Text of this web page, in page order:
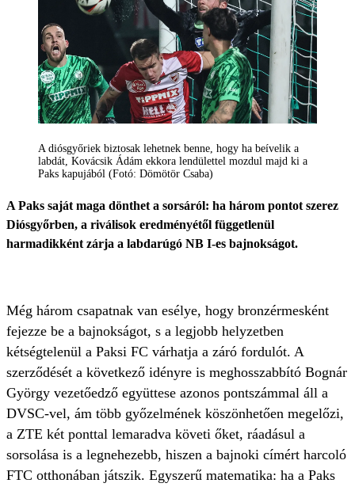
A diósgyőriek biztosak lehetnek benne, hogy ha beívelik a
labdát, Kovácsik Ádám ekkora lendülettel mozdul majd ki a
Paks kapujából (Fotó: Dömötör Csaba)
A Paks saját maga dönthet a sorsáról: ha három pontot szerez
Diósgyőrben, a riválisok eredményétől függetlenül
harmadikként zárja a labdarúgó NB I-es bajnokságot.
Még három csapatnak van esélye, hogy bronzérmesként
fejezze be a bajnokságot, s a legjobb helyzetben
kétségtelenül a Paksi FC várhatja a záró fordulót. A
szerződését a következő idényre is meghosszabbító Bognár
György vezetőedző együttese azonos pontszámmal áll a
DVSC-vel, ám több győzelmének köszönhetően megelőzi,
a ZTE két ponttal lemaradva követi őket, ráadásul a
sorsolása is a legnehezebb, hiszen a bajnoki címért harcoló
FTC otthonában játszik. Egyszerű matematika: ha a Paks